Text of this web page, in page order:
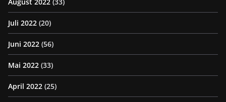
Juli 2022 (20)
Juni 2022 (56)
Mai 2022 (33)
April 2022 (25)